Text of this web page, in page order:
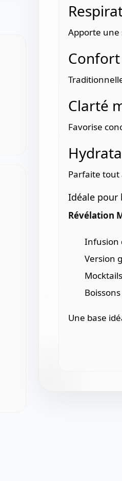
Apporte une
Clarté
Favorise
Parfaite tout
Idéale pour
Révélation
Infusion
Version
Une base